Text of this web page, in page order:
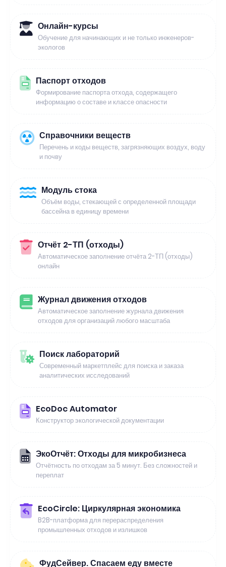
Онлайн-курсы
Обучение для начинающих и не только инженеров-
экологов
Паспорт отходов
Формирование паспорта отхода, содержащего
информацию о составе и классе опасности
Справочники веществ
Перечень и коды веществ, загрязняющих воздух, воду
и почву
Модуль стока
Объём воды, стекающей с определенной площади
бассейна в единицу времени
Отчёт 2-ТП (отходы)
Автоматическое заполнение отчёта 2-ТП (отходы)
онлайн
Журнал движения отходов
Автоматическое заполнение журнала движения
отходов для организаций любого масштаба
Поиск лабораторий
Современный маркетплейс для поиска и заказа
аналитических исследований
EcoDoc Automator
Конструктор экологической документации
ЭкоОтчёт: Отходы для микробизнеса
Отчётность по отходам за 5 минут. Без сложностей и
переплат
EcoCircle: Циркулярная экономика
B2B-платформа для перераспределения
промышленных отходов и излишков
ФудСейвер. Спасаем еду вместе